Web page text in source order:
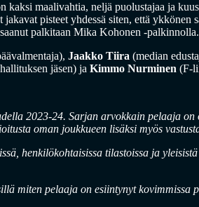
kaksi maalivahtia, neljä puolustajaa ja
pisteet yhdessä siten, että ykkönen
palkitaan Mika Kohonen -palkinnolla.
Jaakko Tiira (median
jäsen) ja Kimmo Nurminen (F-
2023-24. Sarjan arvokkain pelaaja on
oman joukkueen lisäksi myös
henkilökohtaisissa tilastoissa ja
miten pelaaja on esiintynyt kovimmissa